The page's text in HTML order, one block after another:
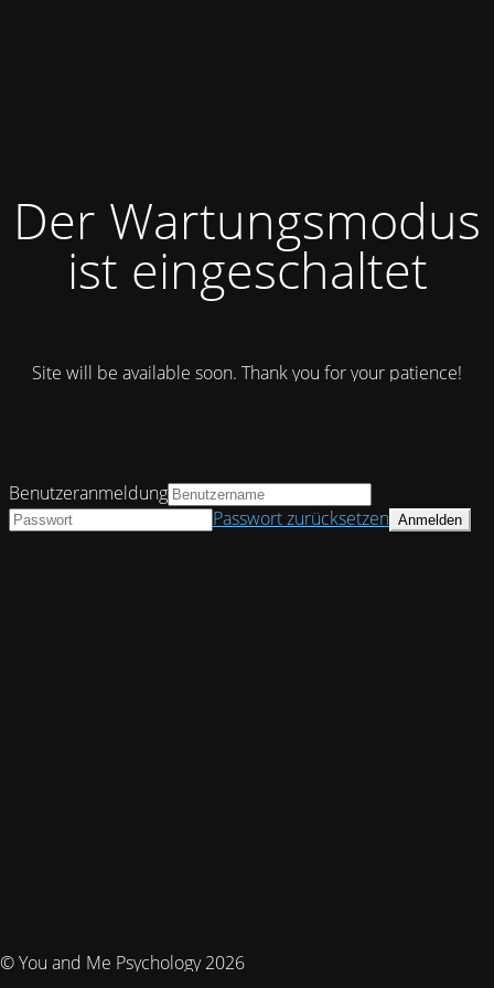
Der Wartungsmodus
ist eingeschaltet
Site will be available soon. Thank you for your patience!
© You and Me Psychology 2026
Benutzeranmeldung
Passwort zurücksetzen